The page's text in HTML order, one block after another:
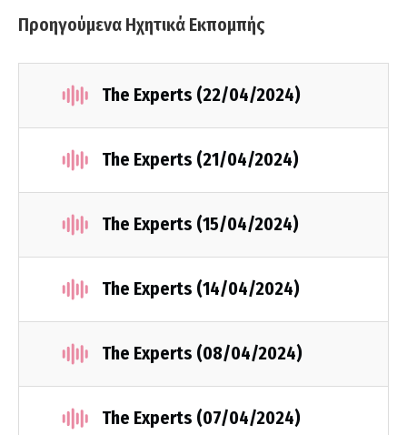
Προηγούμενα Ηχητικά Εκπομπής
The Experts (22/04/2024)
The Experts (21/04/2024)
The Experts (15/04/2024)
The Experts (14/04/2024)
The Experts (08/04/2024)
The Experts (07/04/2024)